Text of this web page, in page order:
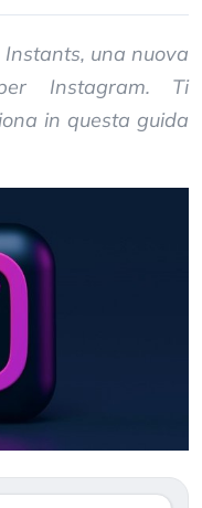
una nuova
Instagram. Ti
in questa guida